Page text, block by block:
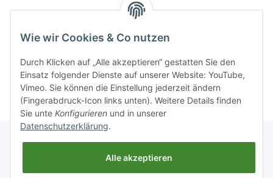
Sonstiges
Wie wir Cookies & Co nutzen
Durch Klicken auf „Alle akzeptieren“ gestatten Sie den
Einsatz folgender Dienste auf unserer Website: YouTube,
Vimeo. Sie können die Einstellung jederzeit ändern
(Fingerabdruck-Icon links unten). Weitere Details finden
Sie unte Konfigurieren und in unserer
Datenschutzerklärung.
Alle akzeptieren